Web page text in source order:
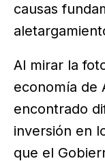
causas
Al mirar la
economía de
encontrado
inversión en
que el